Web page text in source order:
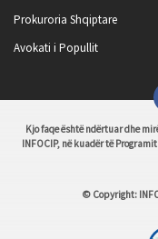
Prokuroria Shqiptare
Avokati i Popullit
Kjo faqe është ndërtuar dhe
INFOCIP, në kuadër të
© Copyright: